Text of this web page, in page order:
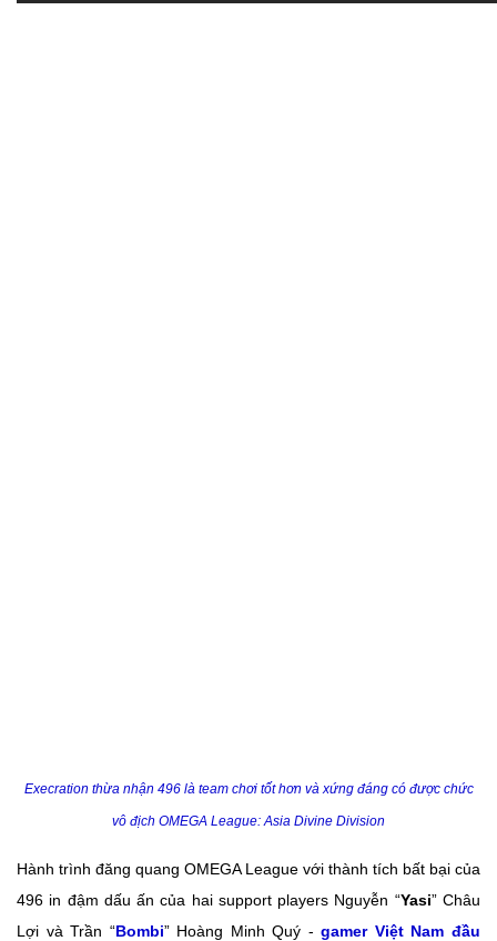
Execration thừa nhận 496 là team chơi tốt hơn và xứng đáng có được chức
vô địch OMEGA League: Asia Divine Division
Hành trình đăng quang OMEGA League với thành tích bất bại của
496 in đậm dấu ấn của hai support players Nguyễn “Yasi” Châu
Lợi và Trần “Bombi” Hoàng Minh Quý -gamer Việt Nam đầu